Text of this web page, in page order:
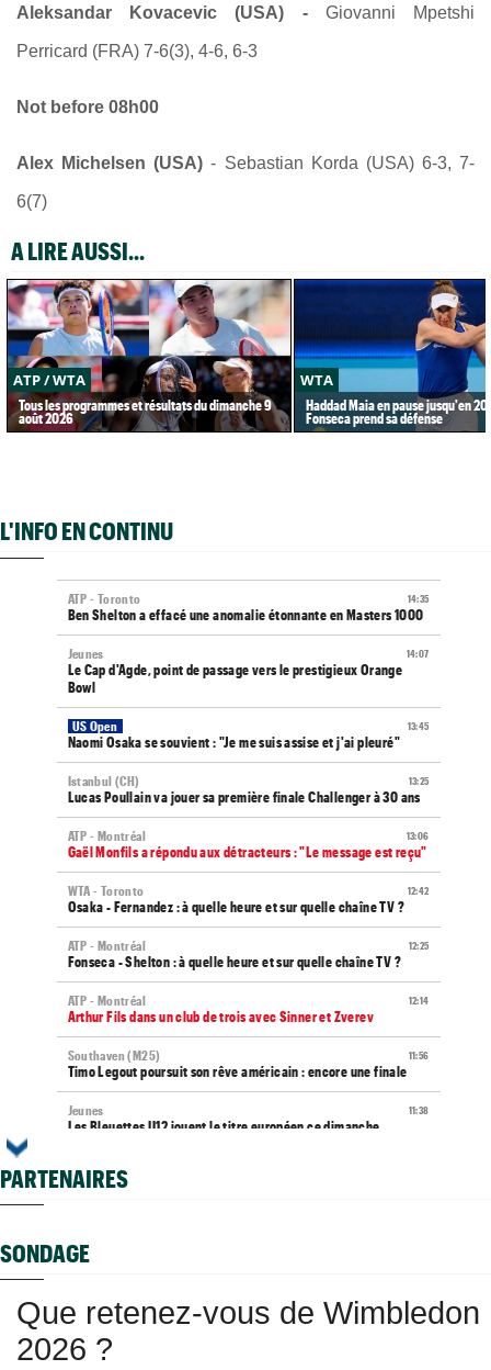
Aleksandar Kovacevic (USA) - Giovanni Mpetshi
Perricard (FRA) 7-6(3), 4-6, 6-3
Not before 08h00
Alex Michelsen (USA)- Sebastian Korda (USA) 6-3, 7-
6(7)
A LIRE AUSSI...
ATP / WTA
Tous les programmes et résultats du dimanche 9
août 2026
WTA
Haddad Maia en pause jusqu'en
Fonseca prend sa défense
L'INFO EN CONTINU
14:35
ATP - Toronto
Ben Shelton a effacé une anomalie étonnante en Masters 1000
14:07
Jeunes
Le Cap d'Agde, point de passage vers le prestigieux Orange
Bowl
13:45
US Open
Naomi Osaka se souvient : "Je me suis assise et j'ai pleuré"
13:25
Istanbul (CH)
Lucas Poullain va jouer sa première finale Challenger à 30 ans
13:06
ATP - Montréal
Gaël Monfils a répondu aux détracteurs : "Le message est reçu"
12:42
WTA - Toronto
Osaka - Fernandez : à quelle heure et sur quelle chaîne TV ?
12:25
ATP - Montréal
Fonseca - Shelton : à quelle heure et sur quelle chaîne TV ?
12:14
ATP - Montréal
Arthur Fils dans un club de trois avec Sinner et Zverev
11:56
Southaven (M25)
Timo Legout poursuit son rêve américain : encore une finale
11:38
Jeunes
Les Bleuettes U12 jouent le titre européen ce dimanche
Tous les programmes et résultats du dimanche 9 août 2026
défense
WTA - Toronto
Arthur Rinderknech tombe après un gros combat et une
PARTENAIRES
SONDAGE
Que retenez-vous de Wimbledon
2026 ?